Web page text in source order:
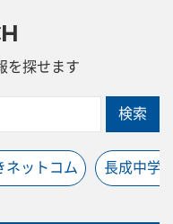
を探せます
検索
ネットコム 長成中学